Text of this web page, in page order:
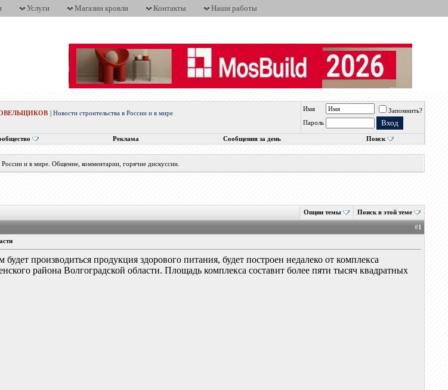
Услуги Магазин кровли Контакты Наши работы
|Новости строительства в России и в мире
Имя
Запомнить?
Пароль
Реклама Сообщения за день Поиск
и в мире. Общение, комментарии, горячие дискуссии.
Опции темы Поиск в этой теме
#1
будет производиться продукция здорового питания, будет построен недалеко от комплекса
района Волгоградской области. Площадь комплекса составит более пяти тысяч квадратных